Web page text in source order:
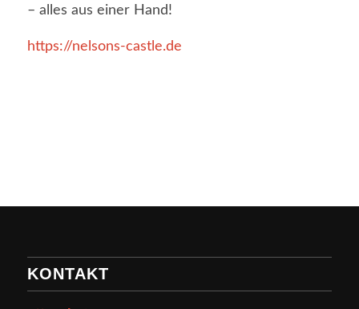
– alles aus einer Hand!
https://nelsons-castle.de
KONTAKT